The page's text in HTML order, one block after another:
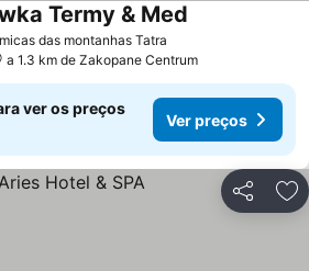
das montanhas Tatra
Termy & Med
a 1.3 km de Zakopane Centrum
ver os preços
Ver preços
Partilhar